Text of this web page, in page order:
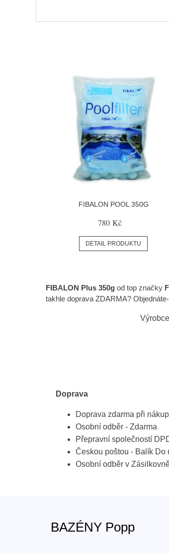
FIBALON POOL 350G
780 Kč
DETAIL PRODUKTU
FIBALON Plus 350g od top značky
takhle doprava ZDARMA?
Výrobce
Doprava
Doprava zdarma při
Osobní odběr - Zdarma
Přepravní společností
Českou poštou - Balík Do
Osobní odběr v
BAZÉNY Popp